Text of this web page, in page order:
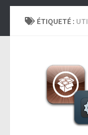
ÉTIQUETÉ :